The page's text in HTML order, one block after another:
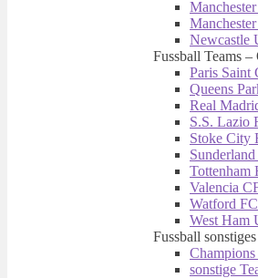
Newcastle
Fussball Teams –
Paris Saint
Queens
Real
S.S. Lazio
Stoke City
Tottenham
Valencia
Watford FC
West Ham
Fussball sonstiges
sonstige